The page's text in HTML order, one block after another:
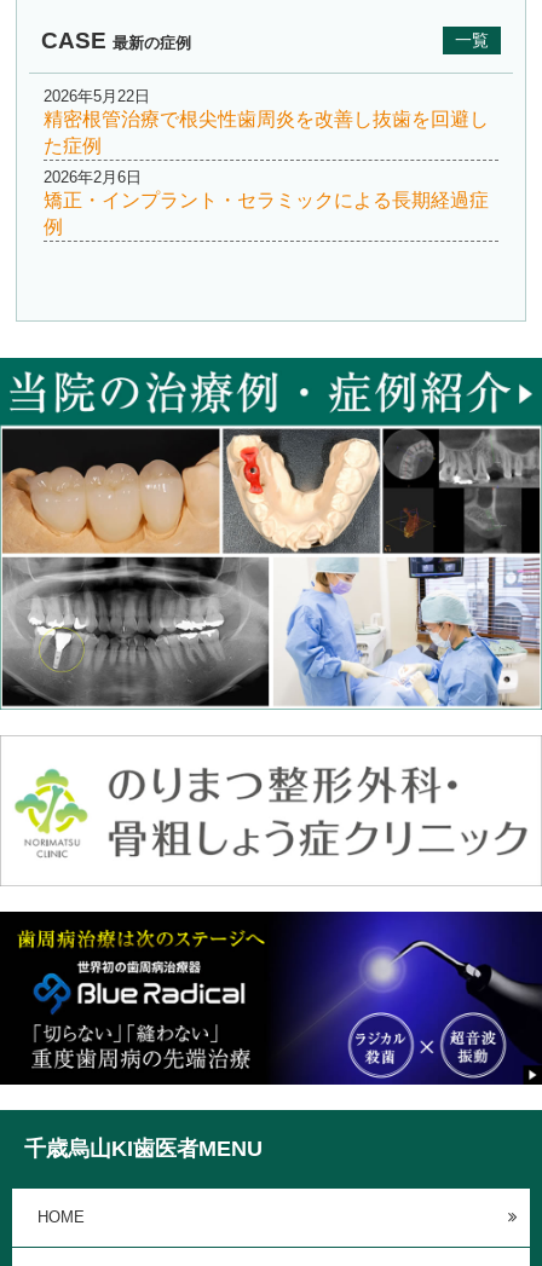
CASE 最新の症例 一覧
2026年5月22日
精密根管治療で根尖性歯周炎を改善し抜歯を回避し
た症例
2026年2月6日
矯正・インプラント・セラミックによる長期経過症
例
千歳烏山KI歯医者MENU
HOME